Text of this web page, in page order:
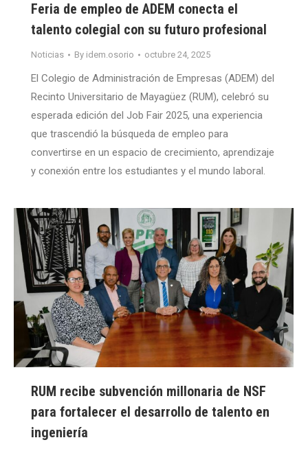
Feria de empleo de ADEM conecta el
talento colegial con su futuro profesional
Noticias By idem.osorio octubre 24, 2025
El Colegio de Administración de Empresas (ADEM) del
Recinto Universitario de Mayagüez (RUM), celebró su
esperada edición del Job Fair 2025, una experiencia
que trascendió la búsqueda de empleo para
convertirse en un espacio de crecimiento, aprendizaje
y conexión entre los estudiantes y el mundo laboral.
RUM recibe subvención millonaria de NSF
para fortalecer el desarrollo de talento en
ingeniería